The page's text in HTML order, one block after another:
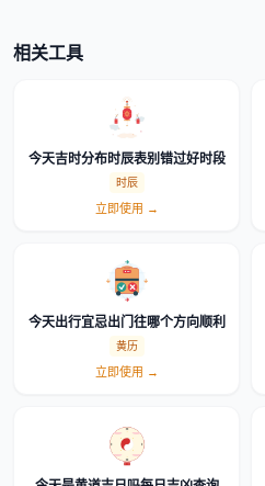
相关工具
今天吉时分布时辰表别错过好时段
时辰
立即使用 →
今天出行宜忌出门往哪个方向顺利
黄历
立即使用 →